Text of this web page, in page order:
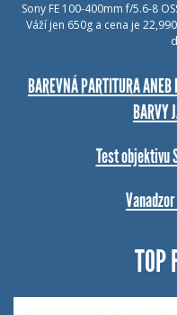
Sony FE 100-400mm f/5.6-8
Váží jen 650g a cena je
BAREVNÁ PARTITURA ANEB
BARVY
Test objektivu
TOP